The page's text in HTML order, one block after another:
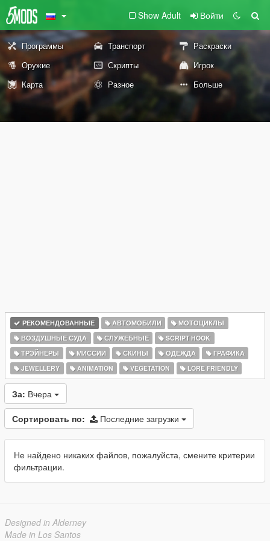
Show Adult Войти
Программы Транспорт
Раскраски
Оружие
Скрипты
Игрок
Карта
Разное Больше
РЕКОМЕНДОВАННЫЕ АВТОМОБИЛИ
МОТОЦИКЛЫ
ВОЗДУШНЫЕ СУДА
СЛУЖЕБНЫЕ
SCRIPT HOOK
ТРЭЙНЕРЫ
МИССИИ СКИНЫ ОДЕЖДА
ГРАФИКА
JEWELLERY
ANIMATION VEGETATION LORE FRIENDLY
За: Вчера
Сортировать по: Последние загрузки
Не найдено никаких файлов, пожалуйста, смените критерии
фильтрации.
Designed in Alderney
Made in Los Santos